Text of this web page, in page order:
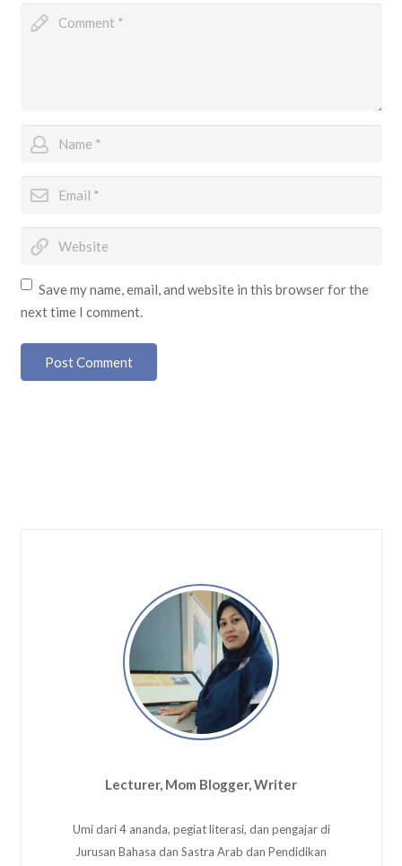
Save my name, email, and website in this browser for the
next time I comment.
Post Comment
Lecturer, Mom Blogger, Writer
Umi dari 4 ananda, pegiat literasi, dan pengajar di
Jurusan Bahasa dan Sastra Arab dan Pendidikan